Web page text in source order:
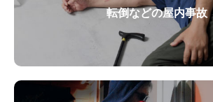
転倒などの屋内事故